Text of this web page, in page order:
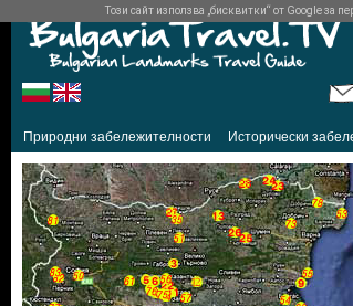
Природни забележителности Исторически
Този сайт използва „бисквитки“ от Google за